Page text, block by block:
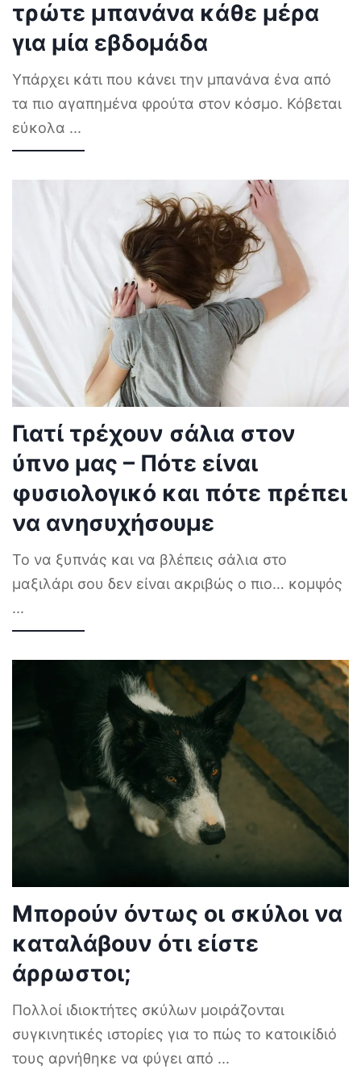
τρώτε μπανάνα κάθε μέρα
για μία εβδομάδα
Υπάρχει κάτι που κάνει την μπανάνα ένα από
τα πιο αγαπημένα φρούτα στον κόσμο. Κόβεται
εύκολα ...
Γιατί τρέχουν σάλια στον
ύπνο μας – Πότε είναι
φυσιολογικό και πότε πρέπει
να ανησυχήσουμε
Το να ξυπνάς και να βλέπεις σάλια στο
μαξιλάρι σου δεν είναι ακριβώς ο πιο… κομψός
...
Μπορούν όντως οι σκύλοι να
καταλάβουν ότι είστε
άρρωστοι;
Πολλοί ιδιοκτήτες σκύλων μοιράζονται
συγκινητικές ιστορίες για το πώς το κατοικίδιό
τους αρνήθηκε να φύγει από ...